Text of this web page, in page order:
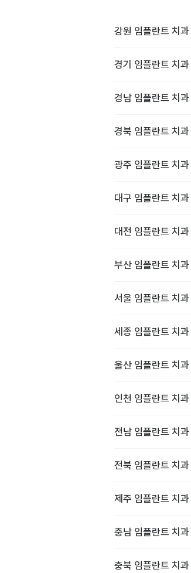
강원 임플란트 치과
경기 임플란트 치과
경남 임플란트 치과
경북 임플란트 치과
광주 임플란트 치과
대구 임플란트 치과
대전 임플란트 치과
부산 임플란트 치과
서울 임플란트 치과
세종 임플란트 치과
울산 임플란트 치과
인천 임플란트 치과
전남 임플란트 치과
전북 임플란트 치과
제주 임플란트 치과
충남 임플란트 치과
충북 임플란트 치과